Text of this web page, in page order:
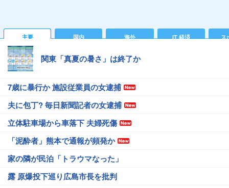
主要 国内 海外 IT 経済 ス
関東「真夏の暑さ」は終了か
7歳に暴行か 施設従業員の女逮捕
夫に包丁? 毎日新聞記者の女逮捕
立体駐車場から車落下 夫婦死傷
「泥酔者」熊本で通報が頻発か
家の隣が民泊「トラウマなった」
露 原爆投下巡り広島市長を批判